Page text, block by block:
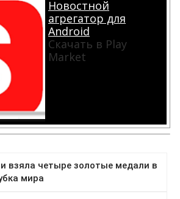
Новостной
агрегатор для
Android
Скачать в Play
Market